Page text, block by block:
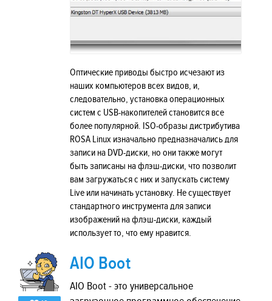
Оптические приводы быстро исчезают из
наших компьютеров всех видов, и,
следовательно, установка операционных
систем с USB-накопителей становится все
более популярной. ISO-образы дистрибутива
ROSA Linux изначально предназначались для
записи на DVD-диски, но они также могут
быть записаны на флэш-диски, что позволит
вам загружаться с них и запускать систему
Live или начинать установку. Не существует
стандартного инструмента для записи
изображений на флэш-диски, каждый
использует то, что ему нравится.
AIO Boot
AIO Boot - это универсальное